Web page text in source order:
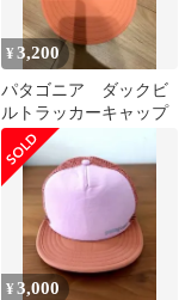
¥3,200
パタゴニア ダックビ
ルトラッカーキャップ
¥3,000